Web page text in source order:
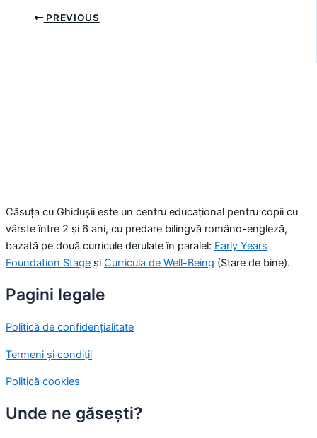
PREVIOUS
Căsuța cu Ghidușii este un centru educațional pentru copii cu
vârste între 2 și 6 ani, cu predare bilingvă româno-engleză,
bazată pe două curricule derulate în paralel: Early Years
Foundation Stage și Curricula de Well-Being (Stare de bine).
Pagini legale
Politică de confidențialitate
Termeni și condiții
Politică cookies
Unde ne găsești?